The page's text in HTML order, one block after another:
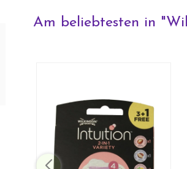
Am beliebtesten in "